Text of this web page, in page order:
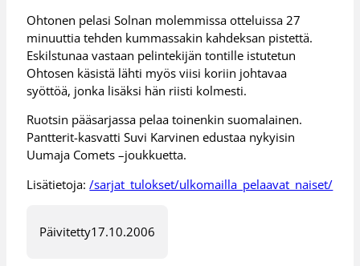
Ohtonen pelasi Solnan molemmissa otteluissa 27
minuuttia tehden kummassakin kahdeksan pistettä.
Eskilstunaa vastaan pelintekijän tontille istutetun
Ohtosen käsistä lähti myös viisi koriin johtavaa
syöttöä, jonka lisäksi hän riisti kolmesti.
Ruotsin pääsarjassa pelaa toinenkin suomalainen.
Pantterit-kasvatti Suvi Karvinen edustaa nykyisin
Uumaja Comets –joukkuetta.
Lisätietoja:/sarjat_tulokset/ulkomailla_pelaavat_naiset/
Päivitetty17.10.2006